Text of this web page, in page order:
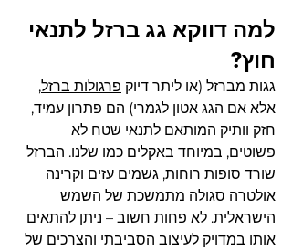
למה דווקא גג ברזל לתנאי
חוץ?
גגות מברזל (או ליתר דיוק פרגולות ברזל,
אלא אם הגג אטון לגמרי) הם פתרון עמיד,
חזק וותיק המותאם לתנאי שטח לא
פשוטים, במיוחד באקלים כמו שלנו. הברזל
שורד סופות רוחות, גשמים עזים וקרינה
אולטרה סגולה מתמשכת של השמש
הישראלית. לא פחות חשוב – ניתן להתאים
אותו במדויק לעיצוב הסביבתי והצרכים של